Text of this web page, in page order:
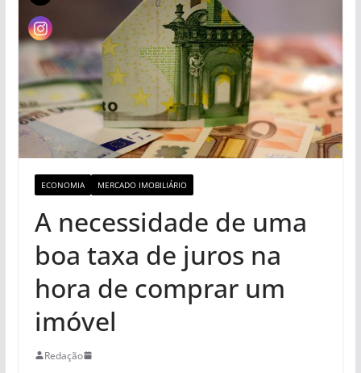
ECONOMIA MERCADO IMOBILIÁRIO
A necessidade de uma
boa taxa de juros na
hora de comprar um
imóvel
Redação